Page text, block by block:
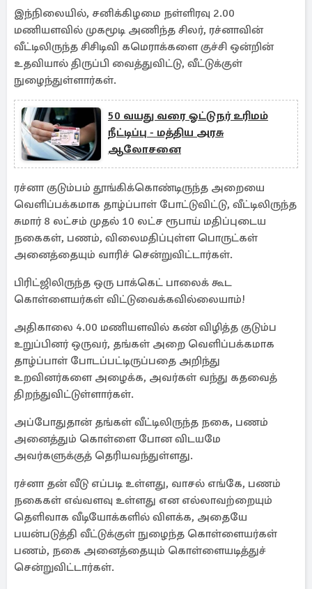
இந்நிலையில், சனிக்கிழமை நள்ளிரவு 2.00
மணியளவில் முகமூடி அணிந்த சிலர், ரச்னாவின்
வீட்டிலிருந்த சிசிடிவி கமெராக்களை குச்சி ஒன்றின்
உதவியால் திருப்பி வைத்துவிட்டு, வீட்டுக்குள்
நுழைந்துள்ளார்கள்.
50 வயது வரை ஓட்டுநர் உரிமம்
நீட்டிப்பு - மத்திய அரசு
ஆலோசனை
ரச்னா குடும்பம் தூங்கிக்கொண்டிருந்த அறையை
வெளிப்பக்கமாக தாழ்ப்பாள் போட்டுவிட்டு, வீட்டிலிருந்த
சுமார் 8 லட்சம் முதல் 10 லட்ச ரூபாய் மதிப்புடைய
நகைகள், பணம், விலைமதிப்புள்ள பொருட்கள்
அனைத்தையும் வாரிச் சென்றுவிட்டார்கள்.
பிரிட்ஜிலிருந்த ஒரு பாக்கெட் பாலைக் கூட
கொள்ளையர்கள் விட்டுவைக்கவில்லையாம்!
அதிகாலை 4.00 மணியளவில் கண் விழித்த குடும்ப
உறுப்பினர் ஒருவர், தங்கள் அறை வெளிப்பக்கமாக
தாழ்ப்பாள் போடப்பட்டிருப்பதை அறிந்து
உறவினர்களை அழைக்க, அவர்கள் வந்து கதவைத்
திறந்துவிட்டுள்ளார்கள்.
அப்போதுதான் தங்கள் வீட்டிலிருந்த நகை, பணம்
அனைத்தும் கொள்ளை போன விடயமே
அவர்களுக்குத் தெரியவந்துள்ளது.
ரச்னா தன் வீடு எப்படி உள்ளது, வாசல் எங்கே, பணம்
நகைகள் எவ்வளவு உள்ளது என எல்லாவற்றையும்
தெளிவாக வீடியோக்களில் விளக்க, அதையே
பயன்படுத்தி வீட்டுக்குள் நுழைந்த கொள்ளையர்கள்
பணம், நகை அனைத்தையும் கொள்ளையடித்துச்
சென்றுவிட்டார்கள்.